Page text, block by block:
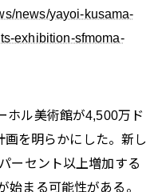
news/yayoi-kusama-
exhibition-sfmoma-
ホル美術館が4,500万ド
を明らかにした。新し
ーセント以上増加する
始まる可能性がある。